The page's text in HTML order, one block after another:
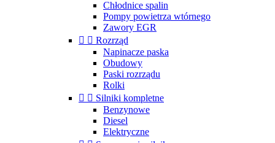
Chłodnice spalin
Pompy powietrza wtórnego
Zawory EGR
  Rozrząd
Napinacze paska
Obudowy
Paski rozrządu
Rolki
  Silniki kompletne
Benzynowe
Diesel
Elektryczne